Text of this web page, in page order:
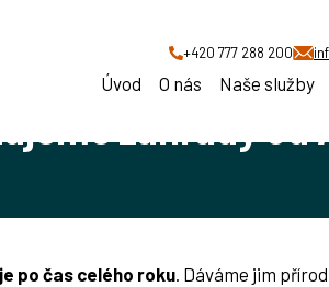
+420 777 288 200
Úvod O nás Naše služby
zahrady od A
po čas celého roku. Dáváme jim